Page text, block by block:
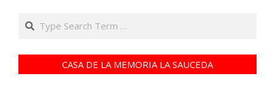
Search
CASA DE LA MEMORIA LA SAUCEDA